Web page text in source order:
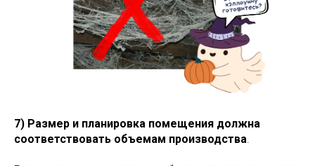
7) Размер и планировка помещения должна
соответствовать объемам производства